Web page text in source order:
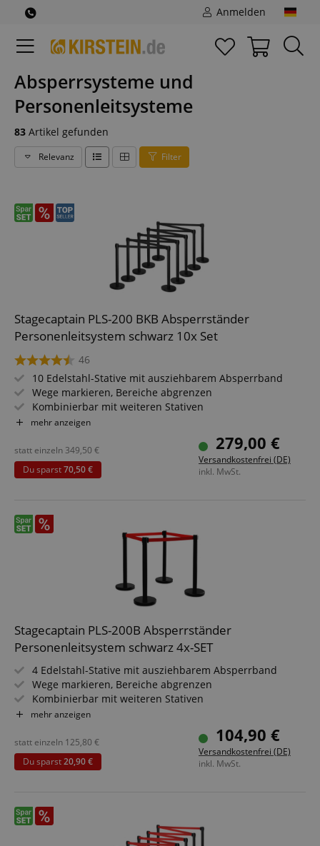
Anmelden
Absperrsysteme und
Personenleitsysteme
83 Artikel gefunden
Relevanz Filter
Stagecaptain PLS-200 BKB Absperrständer
Personenleitsystem schwarz 10x Set
46
10 Edelstahl-Stative mit ausziehbarem Absperrband
Wege markieren, Bereiche abgrenzen
Kombinierbar mit weiteren Stativen
Für Konzerte, Ausstellungen, Hotels, Kinos u.v.m.
Geeignet für In- und Outdoor-Anwendungen (Nicht für
dauerhaften Outdoor-Einsatz bei markantem Wetter
konzipiert!)
mehr anzeigen
279,00 €
Versandkostenfrei (DE)
inkl. MwSt.
statt einzeln 349,50 €
Du sparst70,50 €
Stagecaptain PLS-200B Absperrständer
Personenleitsystem schwarz 4x-SET
4 Edelstahl-Stative mit ausziehbarem Absperrband
Wege markieren, Bereiche abgrenzen
Kombinierbar mit weiteren Stativen
Für Konzerte, Ausstellungen, Hotels, Kinos u.v.m.
Geeignet für In- und Outdoor-Anwendungen (Nicht für
dauerhaften Outdoor-Einsatz bei markantem Wetter
konzipiert!)
mehr anzeigen
104,90 €
Versandkostenfrei (DE)
inkl. MwSt.
statt einzeln 125,80 €
Du sparst20,90 €